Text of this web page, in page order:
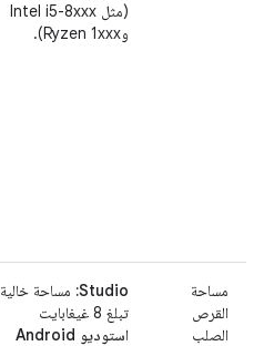
(مثل Intel i5-8xxx
وRyzen 1xxx).
مساحة
القرص
الصلب
‫Studio: مساحة خالية
تبلغ 8 غيغابايت
استوديو Android